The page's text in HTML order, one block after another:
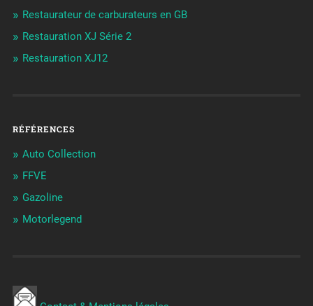
Restaurateur de carburateurs en GB
Restauration XJ Série 2
Restauration XJ12
RÉFÉRENCES
Auto Collection
FFVE
Gazoline
Motorlegend